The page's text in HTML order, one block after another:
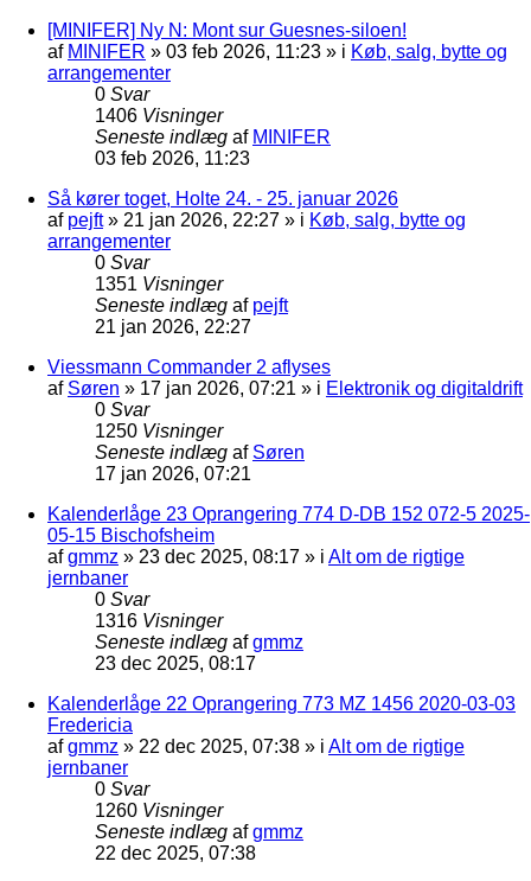
[MINIFER] Ny N: Mont sur Guesnes-siloen!
af MINIFER » 03 feb 2026, 11:23 » i Køb, salg, bytte og
arrangementer
0 Svar
1406 Visninger
Seneste indlæg af MINIFER
03 feb 2026, 11:23
Så kører toget, Holte 24. - 25. januar 2026
af pejft» 21 jan 2026, 22:27 » i Køb, salg, bytte og
arrangementer
0 Svar
1351 Visninger
Seneste indlæg af pejft
21 jan 2026, 22:27
Viessmann Commander 2 aflyses
af Søren » 17 jan 2026, 07:21 » i Elektronik og digitaldrift
0 Svar
1250 Visninger
Seneste indlæg af Søren
17 jan 2026, 07:21
Kalenderlåge 23 Oprangering 774 D-DB 152 072-5 2025-
05-15 Bischofsheim
afgmmz » 23 dec 2025, 08:17 » i Alt om de rigtige
jernbaner
0 Svar
1316 Visninger
Seneste indlæg afgmmz
23 dec 2025, 08:17
Kalenderlåge 22 Oprangering 773 MZ 1456 2020-03-03
Fredericia
afgmmz » 22 dec 2025, 07:38 » i Alt om de rigtige
jernbaner
0 Svar
1260 Visninger
Seneste indlæg afgmmz
22 dec 2025, 07:38